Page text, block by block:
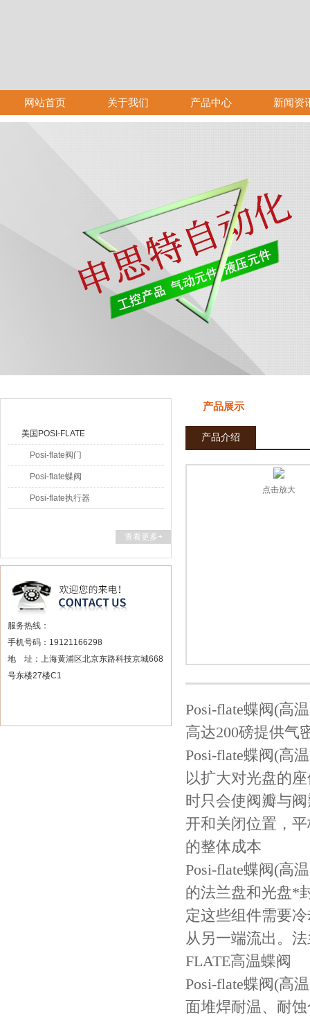
网站首页 关于我们 产品中心 新闻资
美国POSI-FLATE
Posi-flate阀门
Posi-flate蝶阀
Posi-flate执行器
查看更多+
服务热线：
手机号码：19121166298
地 址：上海黄浦区北京东路科技京城668
号东楼27楼C1
产品展示
产品介绍
点击放大
Posi-flate蝶阀(高
高达200磅提供气
Posi-flate蝶阀(高
以扩大对光盘的
时只会使阀瓣与
开和关闭位置，
的整体成本
Posi-flate蝶阀(高
的法兰盘和光盘*
定这些组件需要
从另一端流出。
FLATE高温蝶阀
Posi-flate蝶阀(高
面堆焊耐温、耐